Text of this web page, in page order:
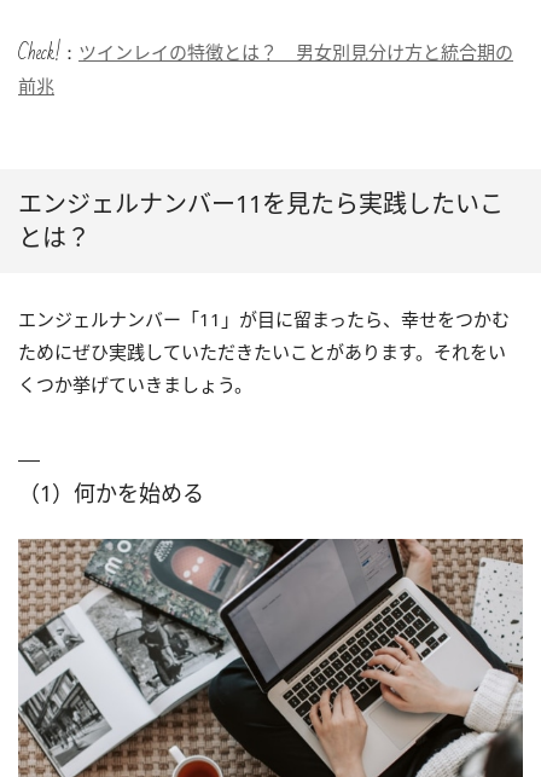
Check!： ツインレイの特徴とは？ 男女別見分け方と統合期の
前兆
エンジェルナンバー11を見たら実践したいこ
とは？
エンジェルナンバー「11」が目に留まったら、幸せをつかむ
ためにぜひ実践していただきたいことがあります。それをい
くつか挙げていきましょう。
（1）何かを始める